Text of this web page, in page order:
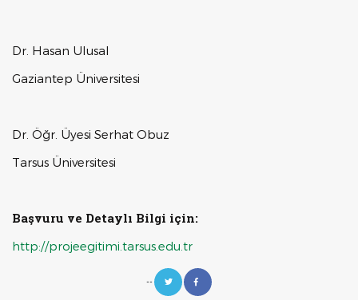
Dr. Hasan Ulusal
Gaziantep Üniversitesi
Dr. Öğr. Üyesi Serhat Obuz
Tarsus Üniversitesi
Başvuru ve Detaylı Bilgi için:
http://projeegitimi.tarsus.edu.tr
--